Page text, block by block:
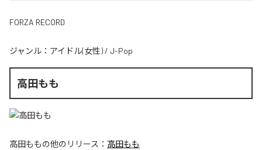
FORZA RECORD
ジャンル： アイドル(女性) / J-Pop
高田もも
高田ももの他のリリース： 高田もも